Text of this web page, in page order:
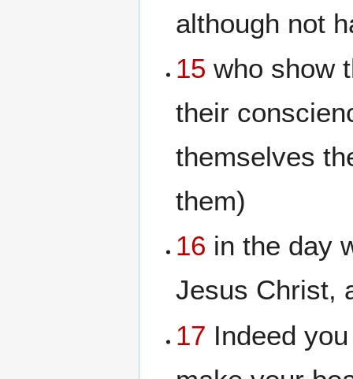
although not
15 who show
their
themselves
them)
16 in the day
Jesus Christ,
17 Indeed